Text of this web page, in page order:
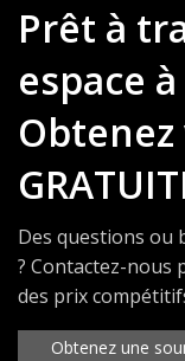
Prêt à
espace
Des questions ou
? Contactez-nous
des prix
Obtenez une